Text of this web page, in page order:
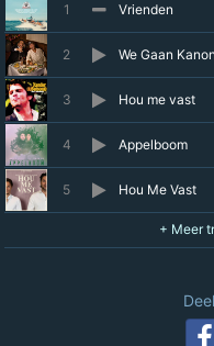
1 Vrienden
2 We Gaan Kanon
3 Hou me vast
4 Appelboom
5 Hou Me Vast